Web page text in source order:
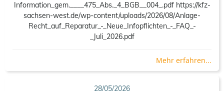
Information_gem.____475_Abs._4_BGB__004_.pdf https://kfz-
sachsen-west.de/wp-content/uploads/2026/08/Anlage-
Recht_auf_Reparatur_-_Neue_Infopflichten_-_FAQ_-
_Juli_2026.pdf
Mehr erfahren...
28/05/2026